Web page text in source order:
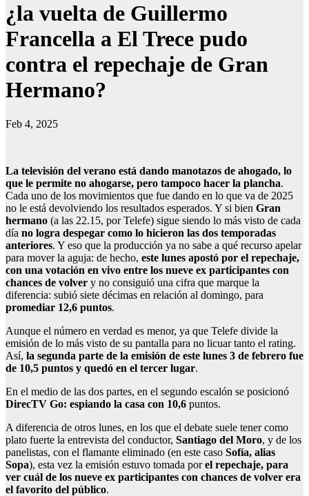
¿la vuelta de Guillermo
Francella a El Trece pudo
contra el repechaje de Gran
Hermano?
Feb 4, 2025
La televisión del verano está dando manotazos de ahogado, lo
que le permite no ahogarse, pero tampoco hacer la plancha.
Cada uno de los movimientos que fue dando en lo que va de 2025
no le está devolviendo los resultados esperados. Y si bien Gran
hermano (a las 22.15, por Telefe) sigue siendo lo más visto de cada
día no logra despegar como lo hicieron las dos temporadas
anteriores. Y eso que la producción ya no sabe a qué recurso apelar
para mover la aguja: de hecho, este lunes apostó por el repechaje,
con una votación en vivo entre los nueve ex participantes con
chances de volver y no consiguió una cifra que marque la
diferencia: subió siete décimas en relación al domingo, para
promediar 12,6 puntos.
Aunque el número en verdad es menor, ya que Telefe divide la
emisión de lo más visto de su pantalla para no licuar tanto el rating.
Así, la segunda parte de la emisión de este lunes 3 de febrero fue
de 10,5 puntos y quedó en el tercer lugar.
En el medio de las dos partes, en el segundo escalón se posicionó
DirecTV Go: espiando la casa con 10,6 puntos.
A diferencia de otros lunes, en los que el debate suele tener como
plato fuerte la entrevista del conductor, Santiago del Moro, y de los
panelistas, con el flamante eliminado (en este caso Sofía, alias
Sopa), esta vez la emisión estuvo tomada porel repechaje, para
ver cuál de los nueve ex participantes con chances de volver era
el favorito del público.